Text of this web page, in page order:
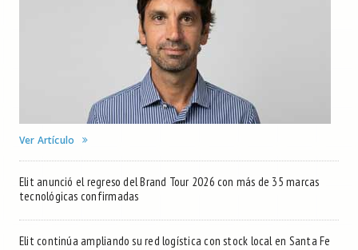
Ver Artículo
Elit anunció el regreso del Brand Tour 2026 con más de 35 marcas
tecnológicas confirmadas
Elit continúa ampliando su red logística con stock local en Santa Fe